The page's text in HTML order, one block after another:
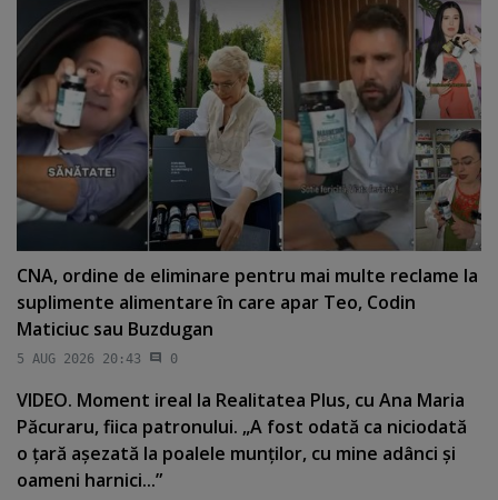
CNA, ordine de eliminare pentru mai multe reclame la
suplimente alimentare în care apar Teo, Codin
Maticiuc sau Buzdugan
5 AUG 2026 20:43 0
VIDEO. Moment ireal la Realitatea Plus, cu Ana Maria
Păcuraru, fiica patronului. „A fost odată ca niciodată
o ţară aşezată la poalele munţilor, cu mine adânci şi
oameni harnici...”